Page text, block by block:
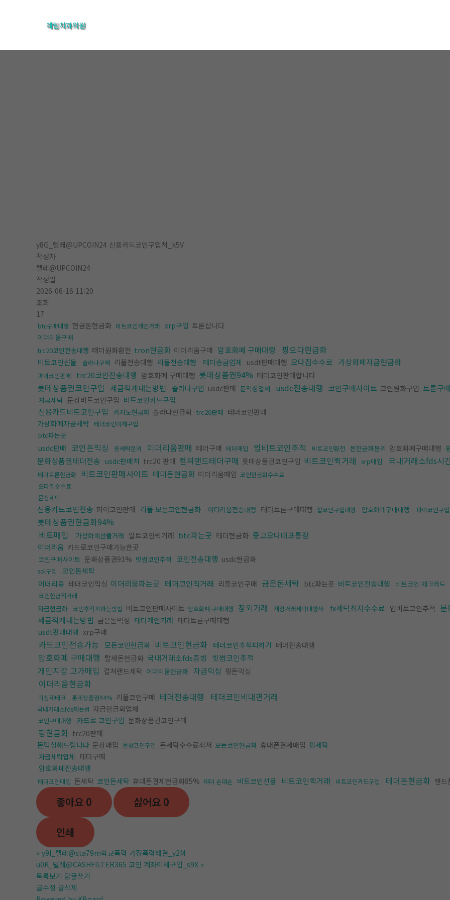
건
예림치과의원
y8G_텔레@UPCOIN24 신용카드코인구입처_k5V
작성자
텔레@UPCOIN24
작성일
2026-06-16 11:20
조회
17
btc구매대행 현금돈현금화 비트코인개인거래 xrp구입 트론삽니다
이더리움구매
trc20코인전송대행 태더원화환전 tron현금화 이더리움구매 암호화폐 구매대행 핑오다현금화
비트코인선물 솔라나구매 리플전송대행 리플전송대행 테더송금업체 usdt판매대행 오다집수수료 가상화폐자금현금화
파이코인판매 trc20코인전송대행 암호화폐 구매대행 롯데상품권94% 테더코인판매합니다
롯데상품권코인구입 세금적게내는방법 솔라나구입 usdc판매 돈믹싱업체 usdc전송대행 코인구매사이트 코인원화구입 트론구매
자금세탁 문상비트코인구입 비트코인카드구입
신용카드비트코인구입 카지노현금화 솔라나현금화 trc20판매 테더코인판매
가상화폐자금세탁 테더코인이체구입
btc파는곳
usdc판매 코인돈믹싱 돈세탁문의 이더리움판매 테더구매 테더매입 업비트코인추적 비트코인환전 돈현금화문의 암호화폐구매대행
문화상품권테더전송 usdc판매처 trc20 판매 컬쳐랜드테더구매 롯데상품권코인구입 비트코인퀵거래 xrp매입 국내거래소fds시
테더트론현금화 비트코인판매사이트 테더돈현금화 이더리움매입 코인현금화수수료
오다집수수료
문상세탁
신용카드코인전송 파이코인판매 리플 모든코인현금화 이더리움전송대행 테더트론구매대행 잡코인구입대행 암호화폐구매대행 파이코인구입
롯데상품권현금화94%
비트매입
가상화폐선물거래 알트코인퀵거래 btc파는곳 테더현금화 중고오다대포통장
이더리움 카드로코인구매가능한곳
코인구매사이트 문화상품권91% 빗썸코인추적 코인전송대행 usdc현금화
sol구입
코인돈세탁
이더리움 테더코인믹싱 이더리움파는곳 테더코인직거래 리플코인구매 금은돈세탁 btc파는곳 비트코인전송대행 비트코인 체크카드
코인현금직거래
자금현금화 코인추적피하는방법 비트코인판매사이트 암호화폐 구매대행 장외거래 재정거래세탁대행사 fx세탁최저수수료 업비트코인추적
세금적게내는방법 금은돈믹싱 테더개인거래 테더트론구매대행
usdt판매대행 xrp구매
카드코인전송가능 모든코인현금화 비트코인현금화 테더코인추척피하기 테더전송대행
암호화폐 구매대행 탈세돈현금화 국내거래소fds증빙 빗썸코인추적
개인지갑 고가매입 컬쳐랜드세탁 이더리움현금화 자금믹싱 핑돈믹싱
이더리움현금화
믹싱재테크 롯데상품권94% 리플코인구매 테더전송대행 테더코인비대면거래
국내거래소fds깨는법 자금현금화업체
코인구매대행 카드로 코인구입 문화상품권코인구매
핑현금화 trc20판매
돈믹싱해드립니다 문상매입 문상코인구입 돈세탁수수료최저 모든코인현금화 휴대폰결제매입 핑세탁
자금세탁업체 테더구매
암호화폐전송대행
테더코인매입 돈세탁 코인돈세탁 휴대폰결제현금화85% 테더 손대손 비트코인선물 비트코인퀵거래 비트코인카드구입 테더돈현금화 핸드
좋아요 0 싫어요 0
인쇄
« y9I_텔레@sta79m학교폭력 가정폭력해결_y2M
u0K_텔레@CASHFILTER365 코인 계좌이체구입_s9X »
목록보기 답글쓰기
글수정 글삭제